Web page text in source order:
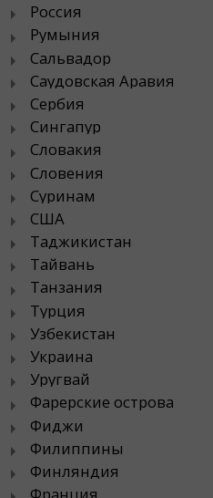
Россия
Румыния
Сальвадор
Саудовская Аравия
Сербия
Сингапур
Словакия
Словения
Суринам
США
Таджикистан
Тайвань
Танзания
Турция
Узбекистан
Украина
Уругвай
Фарерские острова
Фиджи
Филиппины
Финляндия